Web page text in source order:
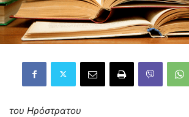
του Ηρόστρατου